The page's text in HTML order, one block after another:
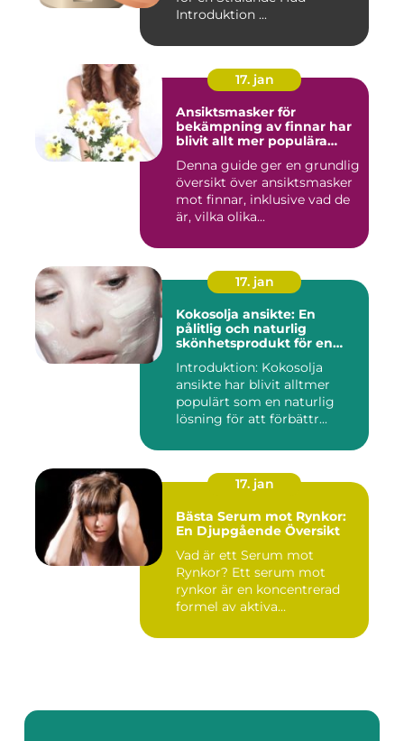
Introduktion ...
17. jan
Ansiktsmasker för
bekämpning av finnar har
blivit allt mer populära
Denna guide ger en grundlig
översikt över ansiktsmasker
mot finnar, inklusive vad de
är, vilka olika...
17. jan
Kokosolja ansikte: En
pålitlig och naturlig
skönhetsprodukt för en
Introduktion: Kokosolja
ansikte har blivit alltmer
populärt som en naturlig
lösning för att förbättr...
17. jan
Bästa Serum mot Rynkor:
En Djupgående Översikt
Vad är ett Serum mot
Rynkor? Ett serum mot
rynkor är en koncentrerad
formel av aktiva